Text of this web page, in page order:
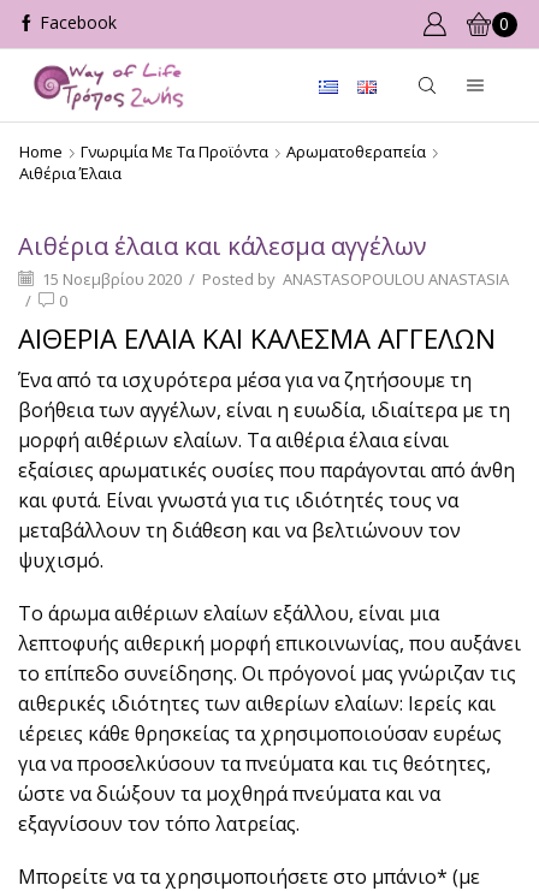
0
Home Γνωριμία Με Τα Προϊόντα
Αρωματοθεραπεία
Αιθέρια Έλαια
Αιθέρια έλαια και κάλεσμα αγγέλων
15 Νοεμβρίου 2020 / Posted by ANASTASOPOULOU ANASTASIA
/
0
ΑΙΘΕΡΙΑ ΕΛΑΙΑ ΚΑΙ ΚΑΛΕΣΜΑ ΑΓΓΕΛΩΝ
Ένα από τα ισχυρότερα μέσα για να ζητήσουμε τη
βοήθεια των αγγέλων, είναι η ευωδία, ιδιαίτερα με τη
μορφή αιθέριων ελαίων. Τα αιθέρια έλαια είναι
εξαίσιες αρωματικές ουσίες που παράγονται από άνθη
και φυτά. Είναι γνωστά για τις ιδιότητές τους να
μεταβάλλουν τη διάθεση και να βελτιώνουν τον
ψυχισμό.
Το άρωμα αιθέριων ελαίων εξάλλου, είναι μια
λεπτοφυής αιθερική μορφή επικοινωνίας, που αυξάνει
το επίπεδο συνείδησης. Οι πρόγονοί μας γνώριζαν τις
αιθερικές ιδιότητες των αιθερίων ελαίων: Iερείς και
ιέρειες κάθε θρησκείας τα χρησιμοποιούσαν ευρέως
για να προσελκύσουν τα πνεύματα και τις θεότητες,
ώστε να διώξουν τα μοχθηρά πνεύματα και να
εξαγνίσουν τον τόπο λατρείας.
Μπορείτε να τα χρησιμοποιήσετε στο μπάνιο* (με